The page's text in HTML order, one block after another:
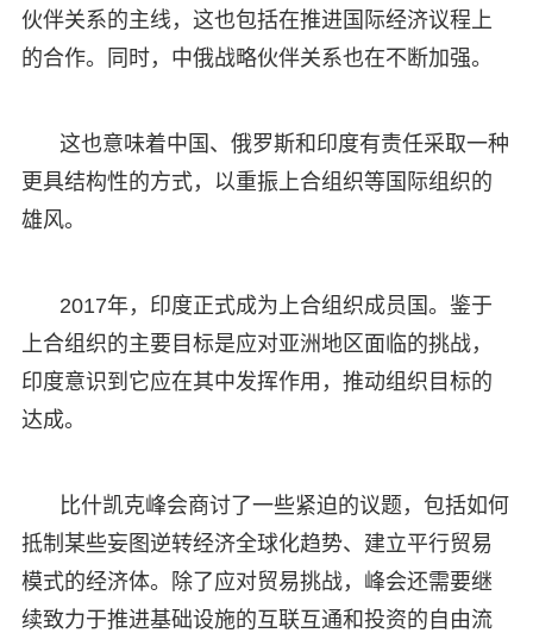
伙伴关系的主线，这也包括在推进国际经济议程上
的合作。同时，中俄战略伙伴关系也在不断加强。
这也意味着中国、俄罗斯和印度有责任采取一种
更具结构性的方式，以重振上合组织等国际组织的
雄风。
2017年，印度正式成为上合组织成员国。鉴于
上合组织的主要目标是应对亚洲地区面临的挑战，
印度意识到它应在其中发挥作用，推动组织目标的
达成。
比什凯克峰会商讨了一些紧迫的议题，包括如何
抵制某些妄图逆转经济全球化趋势、建立平行贸易
模式的经济体。除了应对贸易挑战，峰会还需要继
续致力于推进基础设施的互联互通和投资的自由流